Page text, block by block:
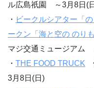
ル広島祇園 ～3月8日(
・ ビークルシアター「
ークン「海と空の のり
マジ交通ミュージアム
・ THE FOOD TRUCK
3月8日(日)